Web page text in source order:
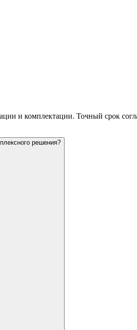
и комплектации. Точный срок
решения?